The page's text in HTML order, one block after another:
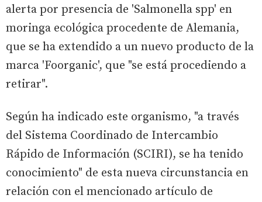
alerta por presencia de 'Salmonella spp' en
moringa ecológica procedente de Alemania,
que se ha extendido a un nuevo producto de la
marca 'Foorganic', que "se está procediendo a
retirar".
Según ha indicado este organismo, "a través
del Sistema Coordinado de Intercambio
Rápido de Información (SCIRI), se ha tenido
conocimiento" de esta nueva circunstancia en
relación con el mencionado artículo de